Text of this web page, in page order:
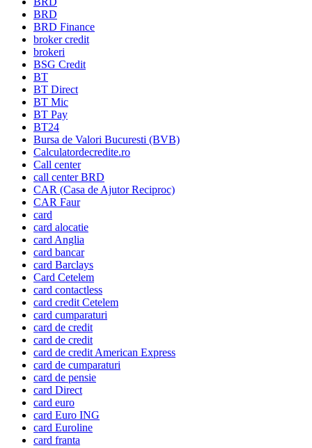
BRD
BRD Finance
broker credit
brokeri
BSG Credit
BT
BT Direct
BT Mic
BT Pay
BT24
Bursa de Valori Bucuresti (BVB)
Calculatordecredite.ro
Call center
call center BRD
CAR (Casa de Ajutor Reciproc)
CAR Faur
card
card alocatie
card Anglia
card bancar
card Barclays
Card Cetelem
card contactless
card credit Cetelem
card cumparaturi
card de credit
card de credit
card de credit American Express
card de cumparaturi
card de pensie
card Direct
card euro
card Euro ING
card Euroline
card franta